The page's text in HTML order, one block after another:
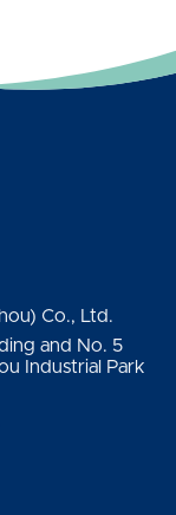
Co., Ltd.
and No. 5
Industrial Park